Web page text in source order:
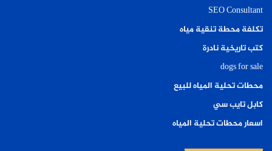
SEO Consultant
تكلفة محطة تنقية مياه
كتب تاريخية نادرة
dogs for sale
محطات تحلية المياه للبيع
كابل تايب سي
اسعار محطات تحلية المياه